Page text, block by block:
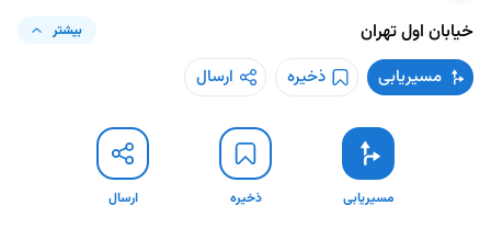
خیابان اولتهران بیشتر
مسیریابی ذخیره ارسال
مسیریابی ذخیره ارسال